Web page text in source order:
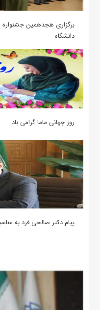
برگزاری هجدهمین جشنواره
دانشگاه
روز جهانی ماما گرامی باد
پیام دکتر صالحی فرد به